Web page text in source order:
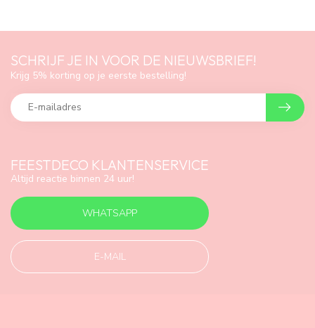
FEESTDECO KLANTENSERVICE
Altijd reactie binnen 24 uur!
WHATSAPP
E-MAIL
SCHRIJF JE IN VOOR DE NIEUWSBRIEF!
Krijg 5% korting op je eerste bestelling!